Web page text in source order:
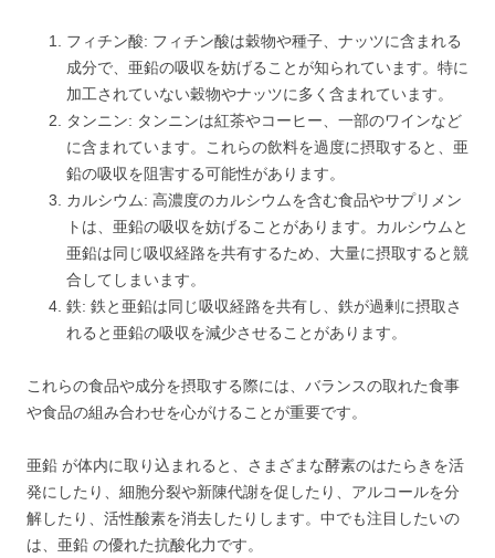
フィチン酸: フィチン酸は穀物や種子、ナッツに含まれる
成分で、亜鉛の吸収を妨げることが知られています。特に
加工されていない穀物やナッツに多く含まれています。
タンニン: タンニンは紅茶やコーヒー、一部のワインなど
に含まれています。これらの飲料を過度に摂取すると、亜
鉛の吸収を阻害する可能性があります。
カルシウム: 高濃度のカルシウムを含む食品やサプリメン
トは、亜鉛の吸収を妨げることがあります。カルシウムと
亜鉛は同じ吸収経路を共有するため、大量に摂取すると競
合してしまいます。
鉄: 鉄と亜鉛は同じ吸収経路を共有し、鉄が過剰に摂取さ
れると亜鉛の吸収を減少させることがあります。
これらの食品や成分を摂取する際には、バランスの取れた食事
や食品の組み合わせを心がけることが重要です。
亜鉛 が体内に取り込まれると、さまざまな酵素のはたらきを活
発にしたり、細胞分裂や新陳代謝を促したり、アルコールを分
解したり、活性酸素を消去したりします。中でも注目したいの
は、亜鉛 の優れた抗酸化力です。